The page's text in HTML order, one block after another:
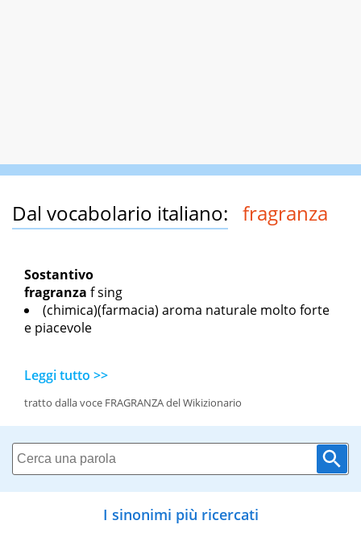
Dal vocabolario italiano: fragranza
Sostantivo
fragranza f sing
(chimica)(farmacia) aroma naturale molto forte
e piacevole
Leggi tutto >>
tratto dalla voce FRAGRANZA del Wikizionario
I sinonimi più ricercati